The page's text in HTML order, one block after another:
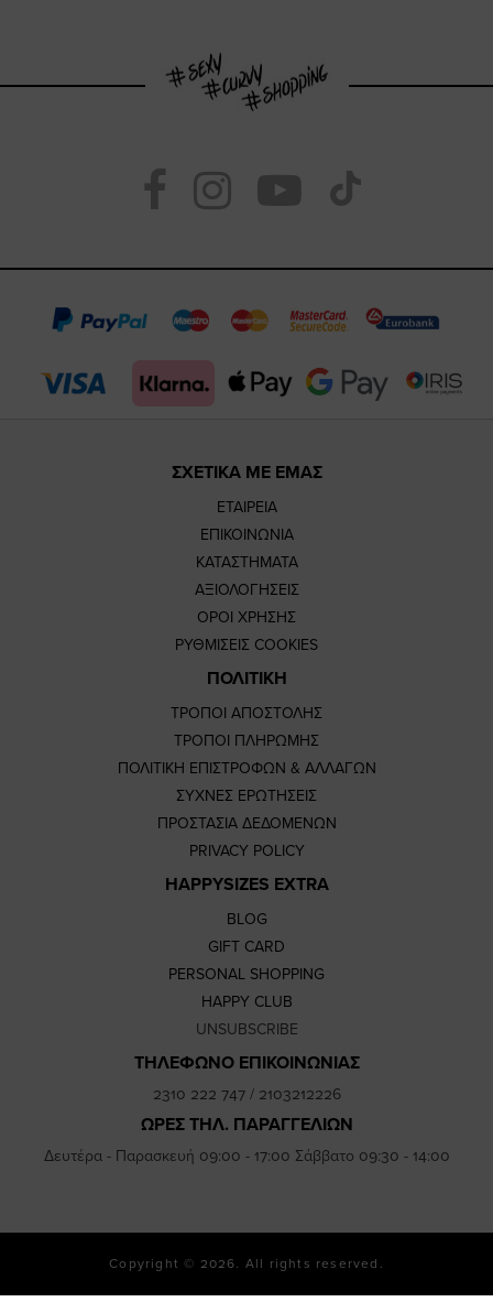
Visit
https://
page
Visit
https://
page
Visit
https://
page
our
TikTok
page
ΣΧΕΤΙΚΑ ΜΕ ΕΜΑΣ
ΕΤΑΙΡΕΙΑ
ΕΠΙΚΟΙΝΩΝΙΑ
ΚΑΤΑΣΤΗΜΑΤΑ
ΑΞΙΟΛΟΓΗΣΕΙΣ
ΟΡΟΙ ΧΡΗΣΗΣ
ΡΥΘΜΙΣΕΙΣ COOKIES
ΠΟΛΙΤΙΚΗ
ΤΡΟΠΟΙ ΑΠΟΣΤΟΛΗΣ
ΤΡΟΠΟΙ ΠΛΗΡΩΜΗΣ
ΠΟΛΙΤΙΚΗ ΕΠΙΣΤΡΟΦΩΝ & ΑΛΛΑΓΩΝ
ΣΥΧΝΕΣ ΕΡΩΤΗΣΕΙΣ
ΠΡΟΣΤΑΣΙΑ ΔΕΔΟΜΕΝΩΝ
PRIVACY POLICY
HAPPYSIZES EXTRA
BLOG
GIFT CARD
PERSONAL SHOPPING
HAPPY CLUB
UNSUBSCRIBE
ΤΗΛΕΦΩΝΟ ΕΠΙΚΟΙΝΩΝΙΑΣ
2310 222 747/ 2103212226
ΩΡΕΣ ΤΗΛ. ΠΑΡΑΓΓΕΛΙΩΝ
Δευτέρα - Παρασκευή 09:00 - 17:00 Σάββατο 09:30 - 14:00
Copyright © 2026. All rights reserved.